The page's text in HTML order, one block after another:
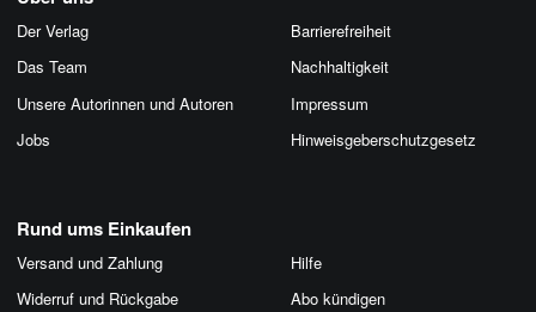
Der Verlag
Das Team
Unsere Autorinnen und Autoren
Jobs
Barrierefreiheit
Nachhaltigkeit
Impressum
Hinweis­geber­schutz­gesetz
Rund ums Einkaufen
Versand und Zahlung
Widerruf und Rückgabe
Hilfe
Abo kündigen